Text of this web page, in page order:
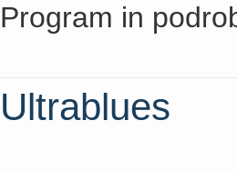
Program in
Ultrablues